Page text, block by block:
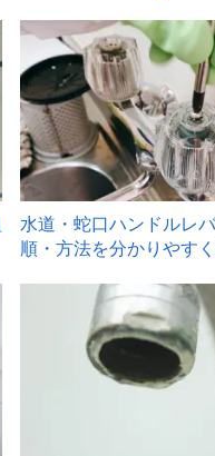
2
水道・蛇口ハンドルレ
順・方法を分かりやす